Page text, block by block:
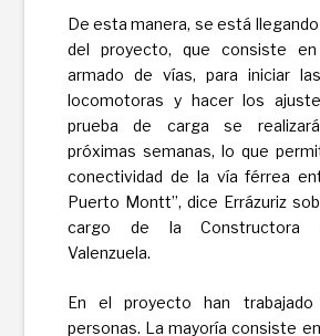
De esta manera, se está
del proyecto, que consiste
armado de vías, para iniciar
locomotoras y hacer los
prueba de carga se
próximas semanas, lo que
conectividad de la vía férrea
Puerto Montt”, dice Errázuriz
cargo de la Constructora
Valenzuela.
En el proyecto han
personas. La mayoría consiste